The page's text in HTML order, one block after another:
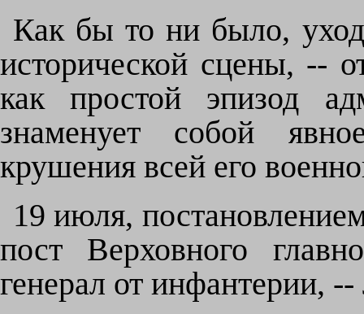
Как бы то ни было,
исторической сцены, --
как простой эпизод
знаменует собой
крушения всей его
19 июля,
пост Верховного
генерал от инфантерии,